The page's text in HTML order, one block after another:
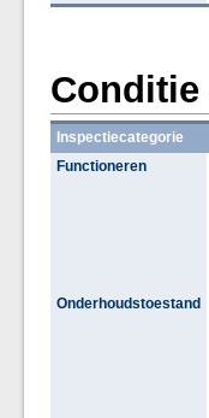
Conditie
Inspectiecategorie
Functioneren
Onderhoudstoestand